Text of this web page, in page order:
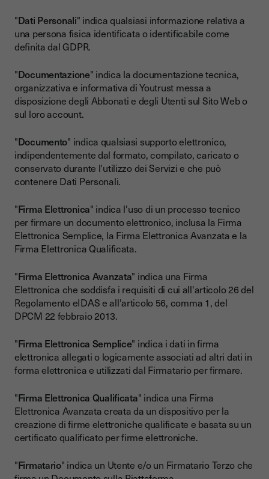
"Dati Personali" indica qualsiasi informazione relativa a
una persona fisica identificata o identificabile come
definita dal GDPR.
"Documentazione" indica la documentazione tecnica,
organizzativa e informativa di Youtrust messa a
disposizione degli Abbonati e degli Utenti sul Sito Web o
sul loro account.
"Documento" indica qualsiasi supporto elettronico,
indipendentemente dal formato, compilato, caricato o
conservato durante l'utilizzo dei Servizi e che può
contenere Dati Personali.
"Firma Elettronica" indica l'uso di un processo tecnico
per firmare un documento elettronico, inclusa la Firma
Elettronica Semplice, la Firma Elettronica Avanzata e la
Firma Elettronica Qualificata.
"Firma Elettronica Avanzata" indica una Firma
Elettronica che soddisfa i requisiti di cui all'articolo 26 del
Regolamento eIDAS e all'articolo 56, comma 1, del
DPCM 22 febbraio 2013.
"Firma Elettronica Semplice" indica i dati in firma
elettronica allegati o logicamente associati ad altri dati in
forma elettronica e utilizzati dal Firmatario per firmare.
"Firma Elettronica Qualificata" indica una Firma
Elettronica Avanzata creata da un dispositivo per la
creazione di firme elettroniche qualificate e basata su un
certificato qualificato per firme elettroniche.
"Firmatario" indica un Utente e/o un Firmatario Terzo che